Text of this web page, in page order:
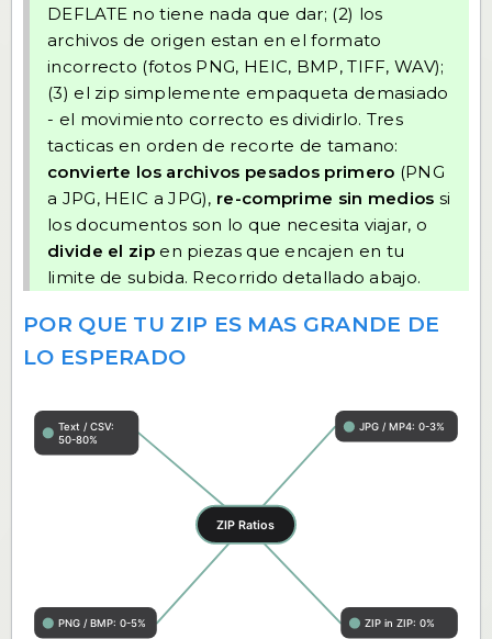
DEFLATE no tiene nada que dar; (2) los
archivos de origen estan en el formato
incorrecto (fotos PNG, HEIC, BMP, TIFF, WAV);
(3) el zip simplemente empaqueta demasiado
- el movimiento correcto es dividirlo. Tres
tacticas en orden de recorte de tamano:
convierte los archivos pesados primero (PNG
a JPG, HEIC a JPG), re-comprime sin medios si
los documentos son lo que necesita viajar, o
divide el zipen piezas que encajen en tu
limite de subida. Recorrido detallado abajo.
POR QUE TU ZIP ES MAS GRANDE DE
LO ESPERADO